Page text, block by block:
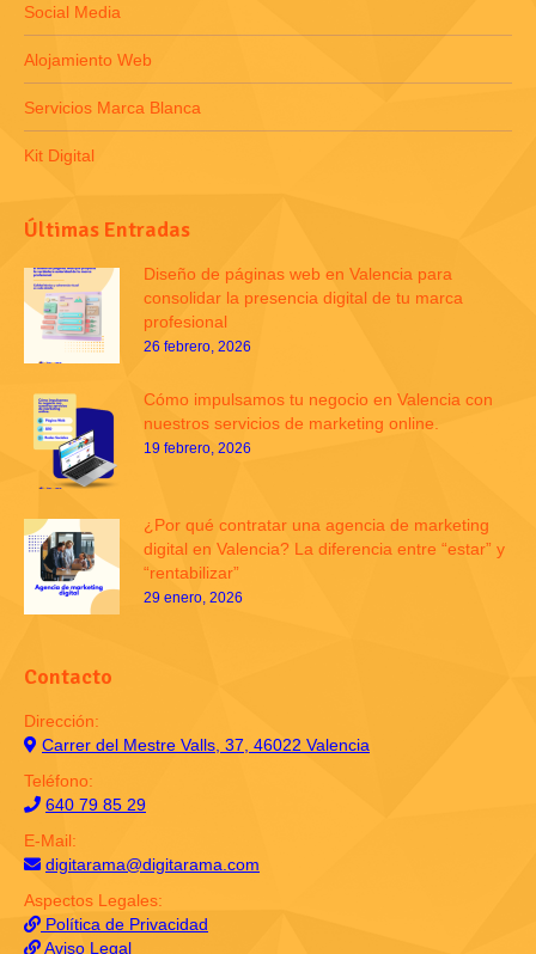
Social Media
Alojamiento Web
Servicios Marca Blanca
Kit Digital
Últimas Entradas
Diseño de páginas web en Valencia para
consolidar la presencia digital de tu marca
profesional
26 febrero, 2026
Cómo impulsamos tu negocio en Valencia con
nuestros servicios de marketing online.
19 febrero, 2026
¿Por qué contratar una agencia de marketing
digital en Valencia? La diferencia entre “estar” y
“rentabilizar”
29 enero, 2026
Contacto
Dirección:
Carrer del Mestre Valls, 37, 46022 Valencia
Teléfono:
640 79 85 29
E-Mail:
digitarama@digitarama.com
Aspectos Legales:
Política de Privacidad
Aviso Legal